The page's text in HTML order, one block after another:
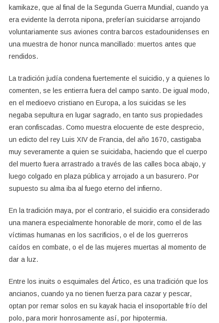
kamikaze, que al final de la Segunda Guerra Mundial, cuando ya
era evidente la derrota nipona, preferían suicidarse arrojando
voluntariamente sus aviones contra barcos estadounidenses en
una muestra de honor nunca mancillado: muertos antes que
rendidos.
La tradición judía condena fuertemente el suicidio, y a quienes lo
comenten, se les entierra fuera del campo santo. De igual modo,
en el medioevo cristiano en Europa, a los suicidas se les
negaba sepultura en lugar sagrado, en tanto sus propiedades
eran confiscadas. Como muestra elocuente de este desprecio,
un edicto del rey Luis XIV de Francia, del año 1670, castigaba
muy severamente a quien se suicidaba, haciendo que el cuerpo
del muerto fuera arrastrado a través de las calles boca abajo, y
luego colgado en plaza pública y arrojado a un basurero. Por
supuesto su alma iba al fuego eterno del infierno.
En la tradición maya, por el contrario, el suicidio era considerado
una manera especialmente honorable de morir, como el de las
víctimas humanas en los sacrificios, o el de los guerreros
caídos en combate, o el de las mujeres muertas al momento de
dar a luz.
Entre los inuits o esquimales del Ártico, es una tradición que los
ancianos, cuando ya no tienen fuerza para cazar y pescar,
optan por remar solos en su kayak hacia el insoportable frío del
polo, para morir honrosamente así, por hipotermia.